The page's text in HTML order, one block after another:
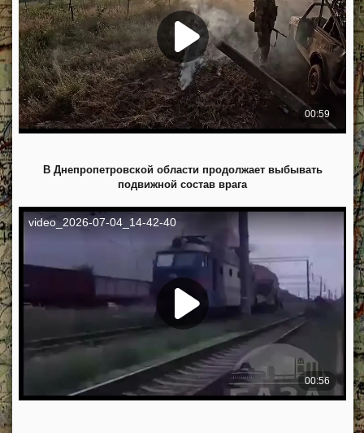
В Днепропетровской области продолжает выбывать
подвижной состав врага